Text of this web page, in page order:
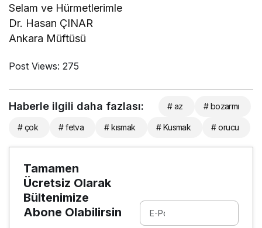
Selam ve Hürmetlerimle
Dr. Hasan ÇINAR
Ankara Müftüsü
Post Views: 275
Haberle ilgili daha fazlası: # az # bozarmı
# çok # fetva # kısmak # Kusmak # orucu
Tamamen
Ücretsiz Olarak
Bültenimize
Abone Olabilirsin